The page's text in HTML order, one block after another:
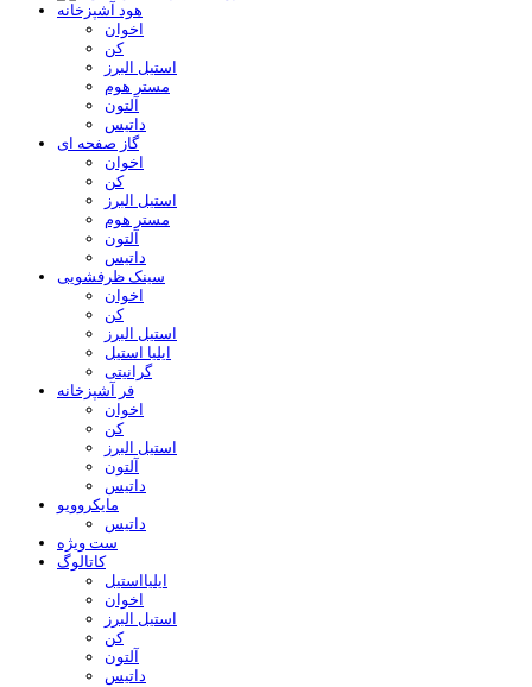
هود آشپزخانه
اخوان
کن
استیل البرز
مستر هوم
آلتون
داتیس
گاز صفحه ای
اخوان
کن
استیل البرز
مستر هوم
آلتون
داتیس
سینک ظرفشویی
اخوان
کن
استیل البرز
ایلیا استیل
گرانیتی
فر آشپزخانه
اخوان
کن
استیل البرز
آلتون
داتیس
مایکروویو
داتیس
ست ویژه
کاتالوگ
ایلیااستیل
اخوان
استیل البرز
کن
آلتون
داتیس